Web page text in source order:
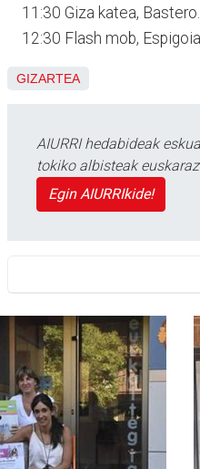
11:30 Giza katea, Bastero.
12:30 Flash mob,
GIZARTEA
AIURRI hedabideak
tokiko albisteak
Egin AIURRIkide!